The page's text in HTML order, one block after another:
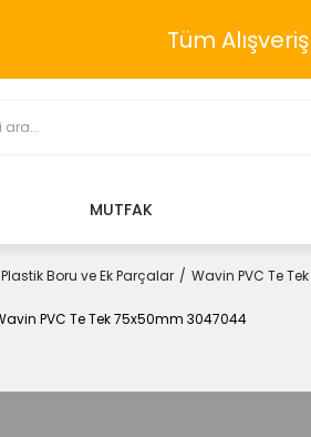
Tüm
MUTFAK
Plastik Boru ve Ek Parçalar Wavin PVC Te